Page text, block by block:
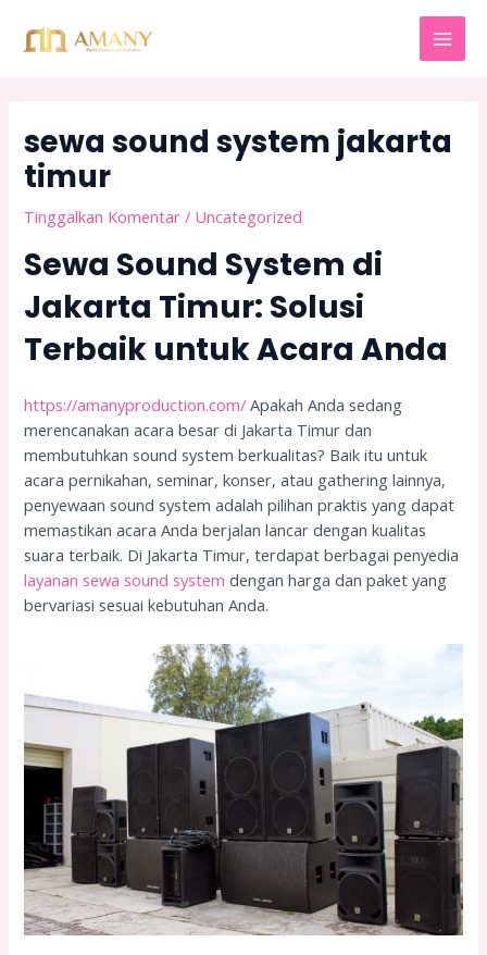
sewa sound system jakarta
timur
Tinggalkan Komentar / Uncategorized
Sewa Sound System di
Jakarta Timur: Solusi
Terbaik untuk Acara Anda
https://amanyproduction.com/ Apakah Anda sedang
merencanakan acara besar di Jakarta Timur dan
membutuhkan sound system berkualitas? Baik itu untuk
acara pernikahan, seminar, konser, atau gathering lainnya,
penyewaan sound system adalah pilihan praktis yang dapat
memastikan acara Anda berjalan lancar dengan kualitas
suara terbaik. Di Jakarta Timur, terdapat berbagai penyedia
layanan sewa sound system dengan harga dan paket yang
bervariasi sesuai kebutuhan Anda.
navigation